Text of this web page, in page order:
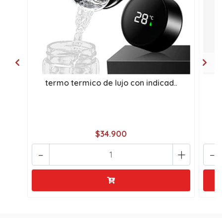
termo termico de lujo con indicad..
$34.900
+
- -